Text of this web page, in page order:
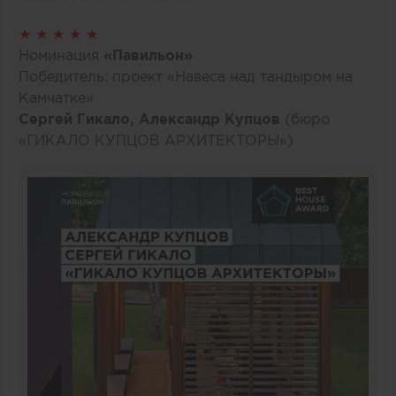
★ ★ ★ ★ ★
Номинация «Павильон»
Победитель: проект «Навеса над тандыром на
Камчатке»
Сергей Гикало, Александр Купцов (бюро
«ГИКАЛО КУПЦОВ АРХИТЕКТОРЫ»)